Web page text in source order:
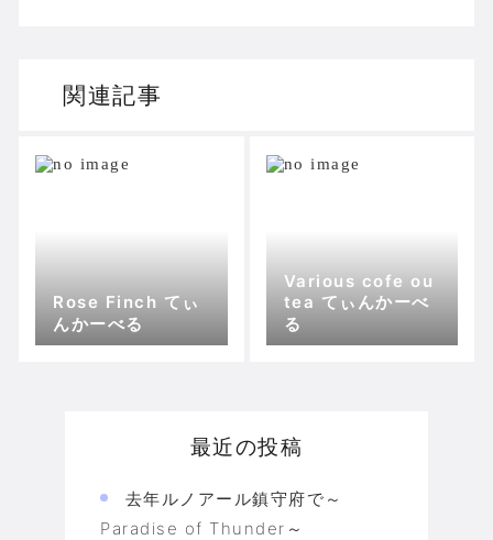
関連記事
Rose Finch てぃ
んかーべる
Various cofe ou
tea てぃんかーべ
る
最近の投稿
去年ルノアール鎮守府で～
Paradise of Thunder～